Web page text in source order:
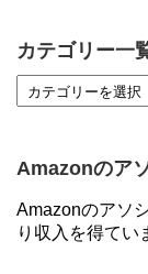
【
ソ
も
カテゴリー一
Amazonのア
Amazonのアソ
り収入を得てい